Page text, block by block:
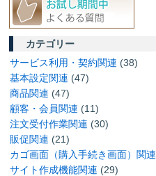
カテゴリー
サービス利用・契約関連 (38)
基本設定関連 (47)
商品関連 (47)
顧客・会員関連 (11)
注文受付作業関連 (30)
販促関連 (21)
カゴ画面（購入手続き画面）関連
サイト作成機能関連 (29)